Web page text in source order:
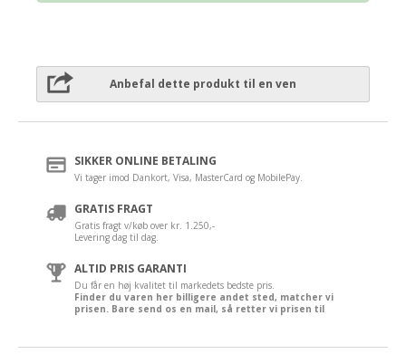
Anbefal dette produkt til en ven
SIKKER ONLINE BETALING
Vi tager imod Dankort, Visa, MasterCard og MobilePay.
GRATIS FRAGT
Gratis fragt v/køb over kr. 1.250,-
Levering dag til dag.
ALTID PRIS GARANTI
Du får en høj kvalitet til markedets bedste pris.
Finder du varen her billigere andet sted, matcher vi
prisen. Bare send os en mail, så retter vi prisen til